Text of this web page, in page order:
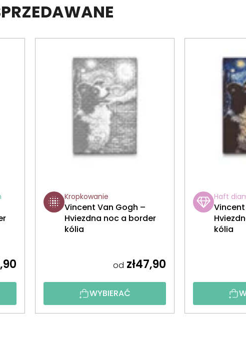
Kropkowanie
Vincent Van Gogh –
Hviezdna noc a border
kólia
od zł47,90
WYBIERAĆ
Haft
kólia